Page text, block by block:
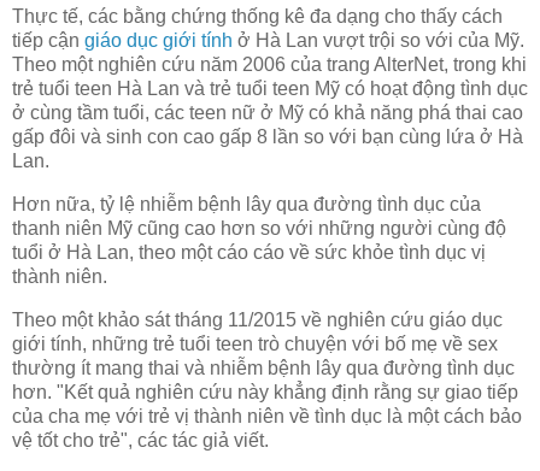
Thực tế, các bằng chứng thống kê đa dạng cho thấy cách
tiếp cận giáo dục giới tính ở Hà Lan vượt trội so với của Mỹ.
Theo một nghiên cứu năm 2006 của trang AlterNet, trong khi
trẻ tuổi teen Hà Lan và trẻ tuổi teen Mỹ có hoạt động tình dục
ở cùng tầm tuổi, các teen nữ ở Mỹ có khả năng phá thai cao
gấp đôi và sinh con cao gấp 8 lần so với bạn cùng lứa ở Hà
Lan.
Hơn nữa, tỷ lệ nhiễm bệnh lây qua đường tình dục của
thanh niên Mỹ cũng cao hơn so với những người cùng độ
tuổi ở Hà Lan, theo một cáo cáo về sức khỏe tình dục vị
thành niên.
Theo một khảo sát tháng 11/2015 về nghiên cứu giáo dục
giới tính, những trẻ tuổi teen trò chuyện với bố mẹ về sex
thường ít mang thai và nhiễm bệnh lây qua đường tình dục
hơn. "Kết quả nghiên cứu này khẳng định rằng sự giao tiếp
của cha mẹ với trẻ vị thành niên về tình dục là một cách bảo
vệ tốt cho trẻ", các tác giả viết.